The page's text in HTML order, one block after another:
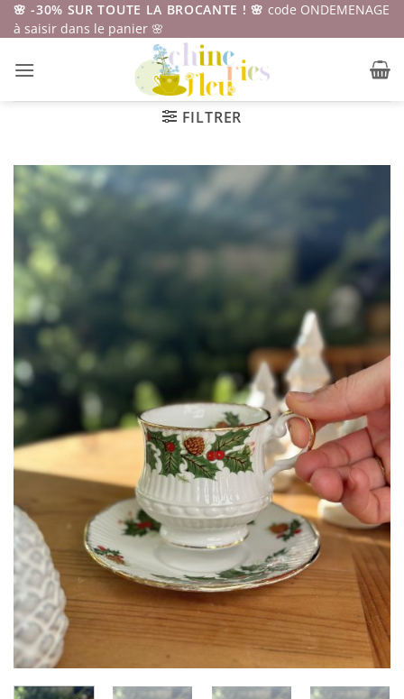
Passer
au
🌸 -30% SUR TOUTE LA BROCANTE ! 🌸 code ONDEMENAGE
à saisir dans le panier 🌸
FILTRER